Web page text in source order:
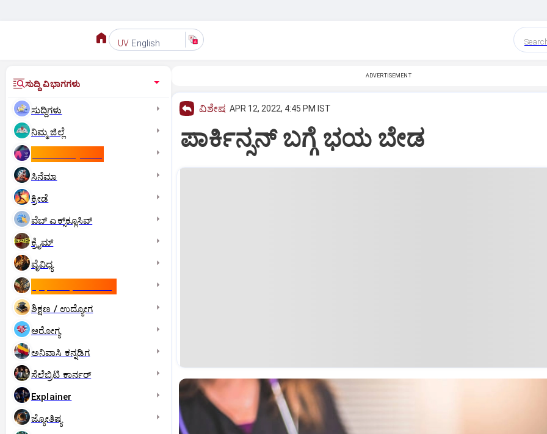
UV English
ಸುದ್ದಿ ವಿಭಾಗಗಳು
ಸುದ್ದಿಗಳು
ನಿಮ್ಮ ಜಿಲ್ಲೆ
ಸಿನೆಮಾ
ಕ್ರೀಡೆ
ವೆಬ್ ಎಕ್ಸ್‌ಕ್ಲೂಸಿವ್
ಕ್ರೈಮ್
ವೈವಿಧ್ಯ
ಶಿಕ್ಷಣ / ಉದ್ಯೋಗ
ಆರೋಗ್ಯ
ಅನಿವಾಸಿ ಕನ್ನಡಿಗ
ಸೆಲೆಬ್ರಿಟಿ ಕಾರ್ನರ್‌
Explainer
ಜ್ಯೋತಿಷ್ಯ
ADVERTISEMENT
ವಿಶೇಷ APR 12, 2022, 4:45 PM IST
ಪಾರ್ಕಿನ್ಸನ್‌ ಬಗ್ಗೆ ಭಯ ಬೇಡ